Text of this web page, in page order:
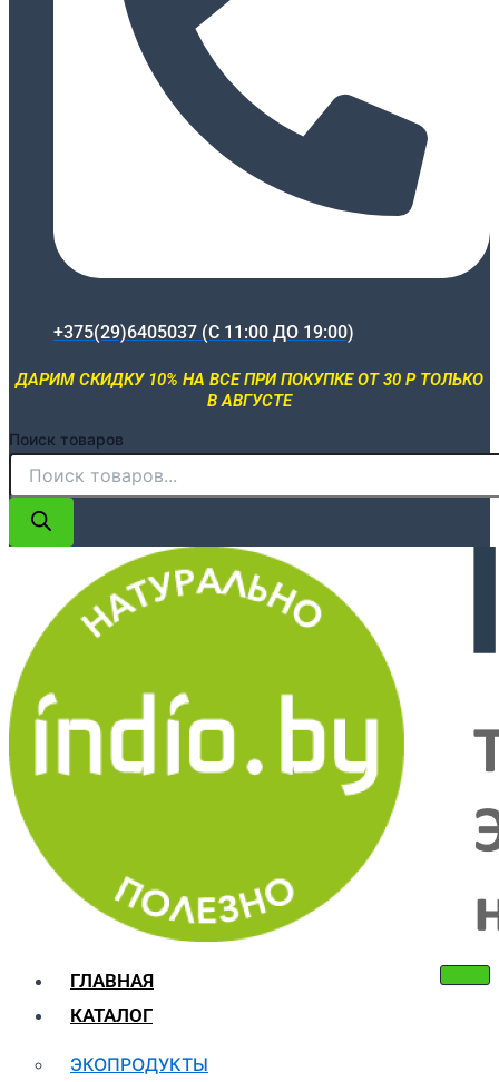
+375(29)6405037 (С 11:00 ДО 19:00)
ДАРИМ СКИДКУ 10% НА ВСЕ ПРИ ПОКУПКЕ ОТ 30 Р ТОЛЬКО
В АВГУСТЕ
Поиск товаров
ГЛАВНАЯ
КАТАЛОГ
ЭКОПРОДУКТЫ